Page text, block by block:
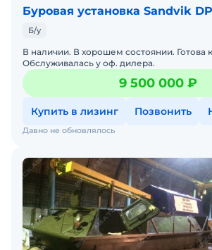
Буровая установка Sandvik
Б/у
В наличии. В хорошем состоянии. Готова
Обслуживалась у оф. дилера.
9 500 000 ₽
Купить в лизинг Позвонить
Давно не обновлялось